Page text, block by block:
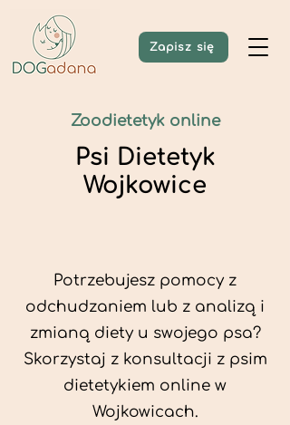
Zapisz się
Zoodietetyk online
Psi Dietetyk
Wojkowice
Potrzebujesz pomocy z
odchudzaniem lub z analizą i
zmianą diety u swojego psa?
Skorzystaj z konsultacji z psim
dietetykiem online w
Wojkowicach.